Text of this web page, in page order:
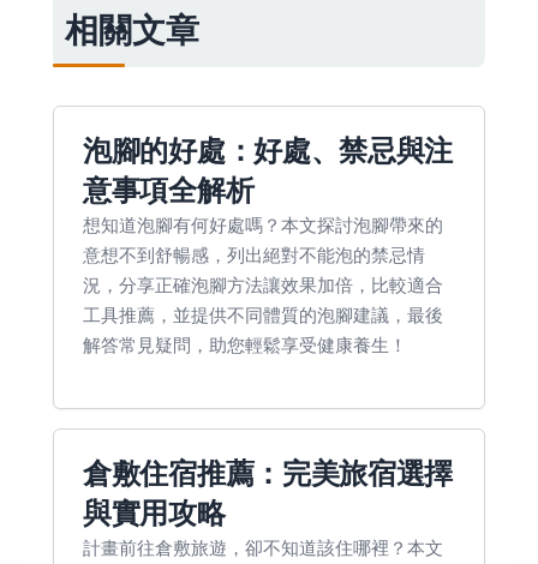
相關文章
泡腳的好處：好處、禁忌與注
意事項全解析
想知道泡腳有何好處嗎？本文探討泡腳帶來的
意想不到舒暢感，列出絕對不能泡的禁忌情
況，分享正確泡腳方法讓效果加倍，比較適合
工具推薦，並提供不同體質的泡腳建議，最後
解答常見疑問，助您輕鬆享受健康養生！
倉敷住宿推薦：完美旅宿選擇
與實用攻略
計畫前往倉敷旅遊，卻不知道該住哪裡？本文